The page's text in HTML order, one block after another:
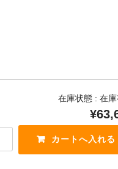
在庫状態 : 在庫